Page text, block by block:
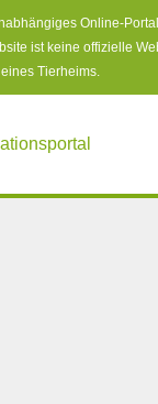
Online-
ist keine offizielle
Tierheims.